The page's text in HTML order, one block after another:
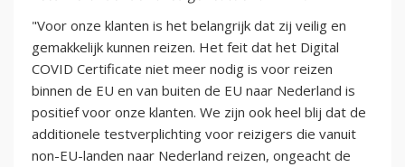
"Voor onze klanten is het belangrijk dat zij veilig en
gemakkelijk kunnen reizen. Het feit dat het Digital
COVID Certificate niet meer nodig is voor reizen
binnen de EU en van buiten de EU naar Nederland is
positief voor onze klanten. We zijn ook heel blij dat de
additionele testverplichting voor reizigers die vanuit
non-EU-landen naar Nederland reizen, ongeacht de